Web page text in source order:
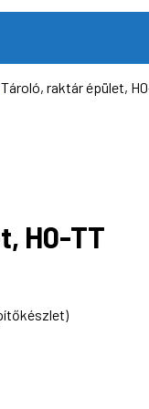
raktár épület,
H0-TT